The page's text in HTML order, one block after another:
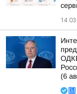
14:03
(6